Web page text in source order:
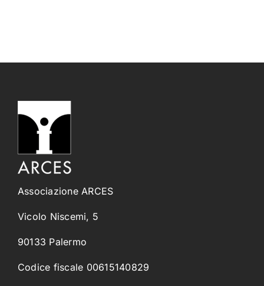
Associazione ARCES
Vicolo Niscemi, 5
90133 Palermo
Codice fiscale 00615140829